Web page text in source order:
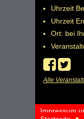
Uhrzeit
Uhrzeit
Ort: bei
Alle
Impressum